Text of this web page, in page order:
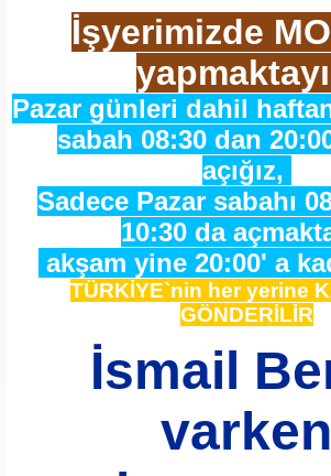
İşyerimizde
Pazar günleri dahil
sabah 08:30 dan
açığız,
Sadece Pazar sabahı
10:30 da
akşam yine 20:00' a
TÜRKİYE`nin her yerine
GÖNDERİLİR
İsmail
varken